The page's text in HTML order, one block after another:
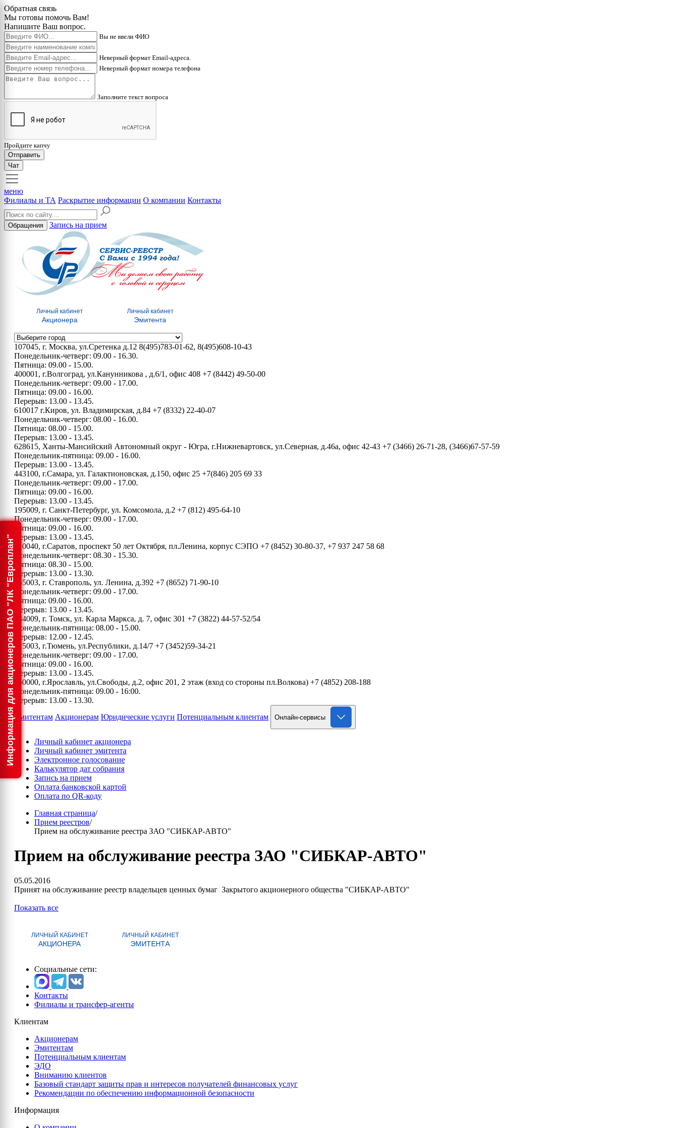
Обратная связь
Мы готовы помочь Вам!
Напишите Ваш вопрос.
Вы не ввели ФИО
Неверный формат Email-адреса.
Неверный формат номера телефона
Заполните текст вопроса
Пройдите капчу
Отправить
Чат
Информация для акционеров ПАО "ЛК "Европлан"
меню
Филиалы и ТА Раскрытие информации О компании Контакты
Обращения Запись на прием
Личный кабинет
Акционера
Личный кабинет
Эмитента
107045, г. Москва, ул.Сретенка д.12 8(495)783-01-62, 8(495)608-10-43
Понедельник-четверг: 09.00 - 16.30.
Пятница: 09.00 - 15.00.
400001, г.Волгоград, ул.Канунникова , д.6/1, офис 408 +7 (8442) 49-50-00
Понедельник-четверг: 09.00 - 17.00.
Пятница: 09.00 - 16.00.
Перерыв: 13.00 - 13.45.
610017 г.Киров, ул. Владимирская, д.84 +7 (8332) 22-40-07
Понедельник-четверг: 08.00 - 16.00.
Пятница: 08.00 - 15.00.
Перерыв: 13.00 - 13.45.
628615, Ханты-Мансийский Автономный округ - Югра, г.Нижневартовск, ул.Северная, д.46а, офис 42-43 +7 (3466) 26-71-28, (3466)67-57-59
Понедельник-пятница: 09.00 - 16.00.
Перерыв: 13.00 - 13.45.
443100, г.Самара, ул. Галактионовская, д.150, офис 25 +7(846) 205 69 33
Понедельник-четверг: 09.00 - 17.00.
Пятница: 09.00 - 16.00.
Перерыв: 13.00 - 13.45.
195009, г. Санкт-Петербург, ул. Комсомола, д.2 +7 (812) 495-64-10
Понедельник-четверг: 09.00 - 17.00.
Пятница: 09.00 - 16.00.
Перерыв: 13.00 - 13.45.
410040, г.Саратов, проспект 50 лет Октября, пл.Ленина, корпус СЭПО +7 (8452) 30-80-37, +7 937 247 58 68
Понедельник-четверг: 08.30 - 15.30.
Пятница: 08.30 - 15.00.
Перерыв: 13.00 - 13.30.
355003, г. Ставрополь, ул. Ленина, д.392 +7 (8652) 71-90-10
Понедельник-четверг: 09.00 - 17.00.
Пятница: 09.00 - 16.00.
Перерыв: 13.00 - 13.45.
634009, г. Томск, ул. Карла Маркса, д. 7, офис 301 +7 (3822) 44-57-52/54
Понедельник-пятница: 08.00 - 15.00.
Перерыв: 12.00 - 12.45.
625003, г.Тюмень, ул.Республики, д.14/7 +7 (3452)59-34-21
Понедельник-четверг: 09.00 - 17.00.
Пятница: 09.00 - 16.00.
Перерыв: 13.00 - 13.45.
150000, г.Ярославль, ул.Свободы, д.2, офис 201, 2 этаж (вход со стороны пл.Волкова) +7 (4852) 208-188
Понедельник-пятница: 09.00 - 16:00.
Перерыв: 13.00 - 13.30.
Эмитентам Акционерам Юридические услуги Потенциальным клиентам Онлайн-сервисы
Личный кабинет акционера
Личный кабинет эмитента
Электронное голосование
Калькулятор дат собрания
Запись на прием
Оплата банковской картой
Оплата по QR-коду
Главная страница/
Прием реестров/
Прием на обслуживание реестра ЗАО "СИБКАР-АВТО"
Прием на обслуживание реестра ЗАО "СИБКАР-АВТО"
05.05.2016
Принят на обслуживание реестр владельцев ценных бумаг Закрытого акционерного общества "СИБКАР-АВТО"
Показать все
ЛИЧНЫЙ КАБИНЕТ
АКЦИОНЕРА
ЛИЧНЫЙ КАБИНЕТ
ЭМИТЕНТА
Социальные сети:
Контакты
Филиалы и трансфер-агенты
Клиентам
Акционерам
Эмитентам
Потенциальным клиентам
ЭДО
Вниманию клиентов
Базовый стандарт защиты прав и интересов получателей финансовых услуг
Рекомендации по обеспечению информационной безопасности
Информация